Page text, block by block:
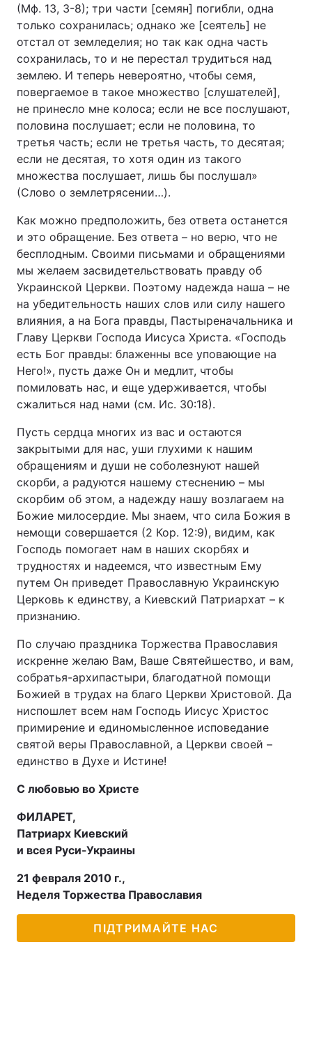
(Мф. 13, 3-8); три части [семян] погибли, одна
только сохранилась; однако же [сеятель] не
отстал от земледелия; но так как одна часть
сохранилась, то и не перестал трудиться над
землею. И теперь невероятно, чтобы семя,
повергаемое в такое множество [слушателей],
не принесло мне колоса; если не все послушают,
половина послушает; если не половина, то
третья часть; если не третья часть, то десятая;
если не десятая, то хотя один из такого
множества послушает, лишь бы послушал»
(Слово о землетрясении…).
Как можно предположить, без ответа останется
и это обращение. Без ответа – но верю, что не
бесплодным. Своими письмами и обращениями
мы желаем засвидетельствовать правду об
Украинской Церкви. Поэтому надежда наша – не
на убедительность наших слов или силу нашего
влияния, а на Бога правды, Пастыреначальника и
Главу Церкви Господа Иисуса Христа. «Господь
есть Бог правды: блаженны все уповающие на
Него!», пусть даже Он и медлит, чтобы
помиловать нас, и еще удерживается, чтобы
сжалиться над нами (см. Ис. 30:18).
Пусть сердца многих из вас и остаются
закрытыми для нас, уши глухими к нашим
обращениям и души не соболезнуют нашей
скорби, а радуются нашему стеснению – мы
скорбим об этом, а надежду нашу возлагаем на
Божие милосердие. Мы знаем, что сила Божия в
немощи совершается (2 Кор. 12:9), видим, как
Господь помогает нам в наших скорбях и
трудностях и надеемся, что известным Ему
путем Он приведет Православную Украинскую
Церковь к единству, а Киевский Патриархат – к
признанию.
По случаю праздника Торжества Православия
искренне желаю Вам, Ваше Святейшество, и вам,
собратья-архипастыри, благодатной помощи
Божией в трудах на благо Церкви Христовой. Да
ниспошлет всем нам Господь Иисус Христос
примирение и единомысленное исповедание
святой веры Православной, а Церкви своей –
единство в Духе и Истине!
С любовью во Христе
ФИЛАРЕТ,
Патриарх Киевский
и всея Руси-Украины
21 февраля 2010 г.,
Неделя Торжества Православия
ПІДТРИМАЙТЕ НАС